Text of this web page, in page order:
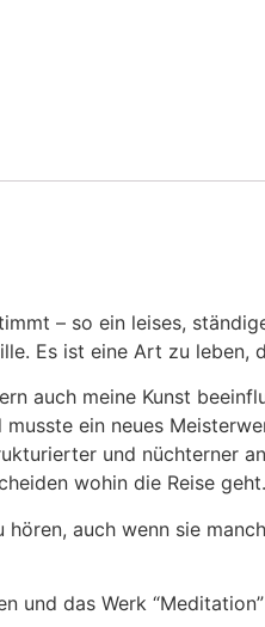
– so ein leises,
Es ist eine Art zu
auch meine Kunst
ein neues
und nüchterner
wohin die Reise geht.
auch wenn sie
das Werk